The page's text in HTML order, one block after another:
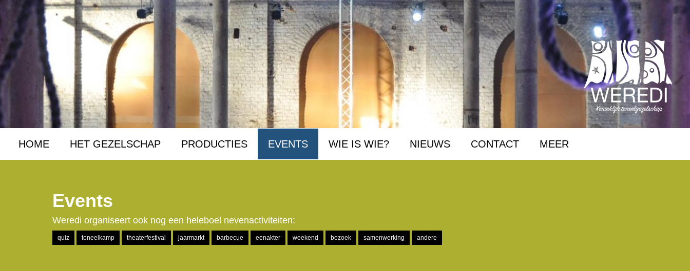
HOME HET GEZELSCHAP PRODUCTIES EVENTS WIE IS WIE? NIEUWS CONTACT MEER
Events
Weredi organiseert ook nog een heleboel nevenactiviteiten:
quiz toneelkamp theaterfestival jaarmarkt barbecue eenakter weekend bezoek samenwerking andere